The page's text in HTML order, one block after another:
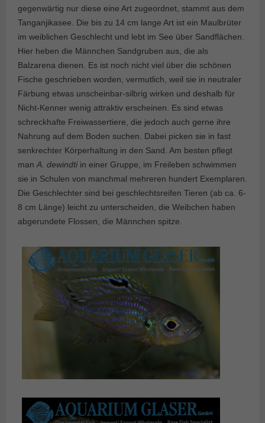
gegenwärtig nur diese eine Art zugeordnet, stammt aus dem
Tanganjikasee. Die bis zu 14 cm lange Art ist ein Maulbrüter
im weiblichen Geschlecht und lebt im See über Sandflächen.
Hier heben die Männchen Sandgruben aus, die als
Balzarena dienen. Es ist noch nicht viel über die schönen
Fische geschrieben worden, vermutlich, weil sie in neutraler
Färbung etwas unscheinbar-silbrig wirken und deshalb für
Nicht-Kenner wenig attraktiv erscheinen. Es sind etwas
schreckhafte Freiwassertiere, die jedoch auch gerne ihre
Nahrung auf dem Boden suchen. Dabei picken sie in fast
senkrechter Körperhaltung in den Sand. Am besten pflegt
man A. dewindtiin einer Gruppe, im Freileben schwimmen
sie in Schulen von manchmal mehreren hundert Exemplaren.
Die Geschlechter sind bei geschlechtsreifen Tieren (ab ca. 6-
8 cm Länge) leicht zu unterscheiden, die Weibchen haben
abgerundete Flossen, die Männchen spitze.